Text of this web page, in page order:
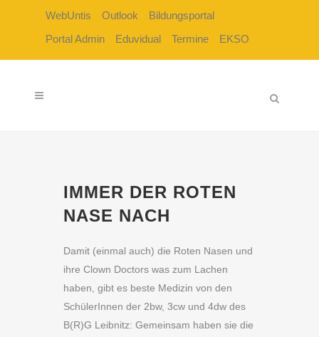
WebUntis Outlook
Bildungsportal
Portal Admin
Eduvidual Termine EKSO
IMMER DER ROTEN
NASE NACH
Damit (einmal auch) die Roten Nasen und
ihre Clown Doctors was zum Lachen
haben, gibt es beste Medizin von den
SchülerInnen der 2bw, 3cw und 4dw des
B(R)G Leibnitz: Gemeinsam haben sie die